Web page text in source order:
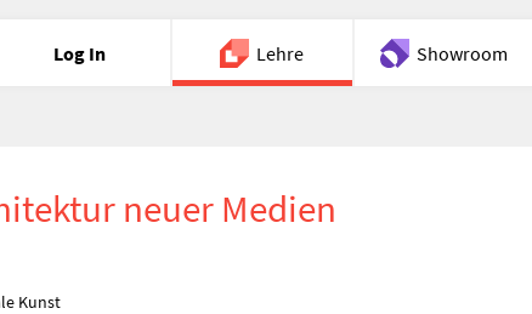
Log In Lehre Showroom
neuer Medien
Kunst